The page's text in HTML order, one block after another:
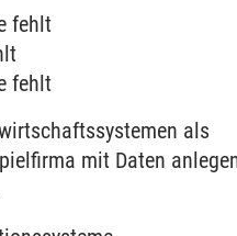
fehlt
fehlt
als
mit Daten